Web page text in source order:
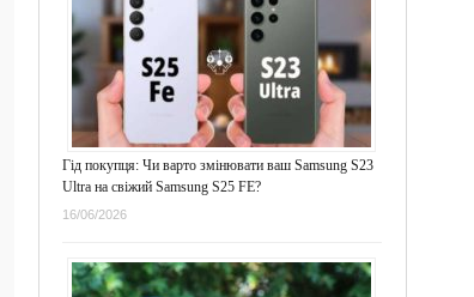
Гід покупця: Чи варто змінювати ваш Samsung S23
Ultra на свіжий Samsung S25 FE?
16/06/2026